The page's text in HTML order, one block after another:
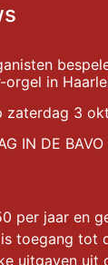
orgel in
zaterdag 3
IN DE BAVO
per jaar en
toegang tot
uitgaven uit